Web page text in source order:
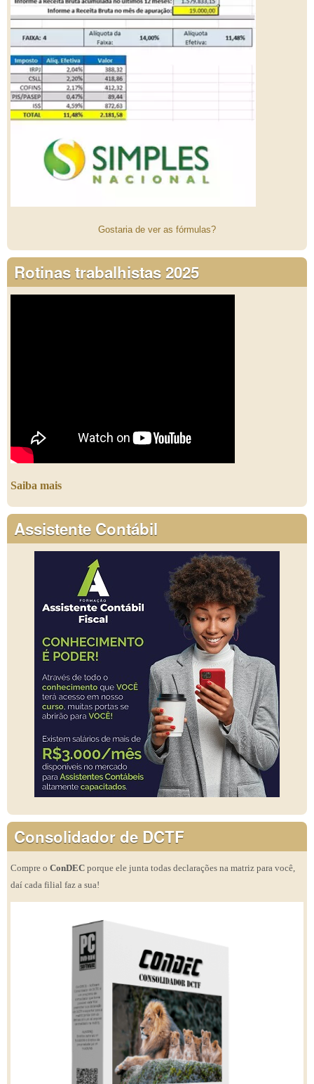
Gostaria de ver as fórmulas?
Rotinas trabalhistas 2025
Saiba mais
Assistente Contábil
Consolidador de DCTF
Compre o ConDEC porque ele junta todas declarações na matriz para você,
daí cada filial faz a sua!